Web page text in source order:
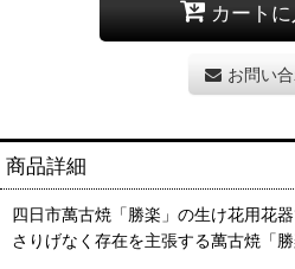
カート
お問い
商品詳細
四日市萬古焼「勝楽」の生け花用花器
さりげなく存在を主張する萬古焼「勝